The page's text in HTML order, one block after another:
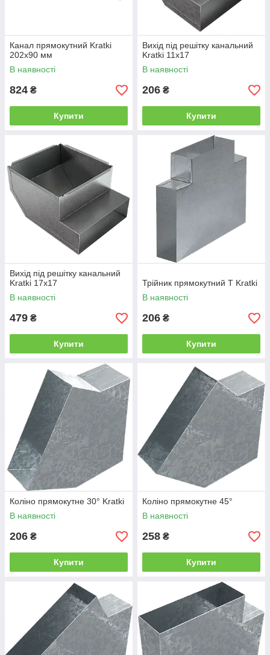
Канал прямокутний Kratki
202x90 мм
В наявності
824 ₴
Купити
Вихід під решітку канальний
Kratki 11x17
В наявності
206 ₴
Купити
Вихід під решітку канальний
Kratki 17x17
В наявності
479 ₴
Купити
Трійник прямокутний T Kratki
В наявності
206 ₴
Купити
Коліно прямокутне 30° Kratki
В наявності
206 ₴
Купити
Коліно прямокутне 45°
В наявності
258 ₴
Купити